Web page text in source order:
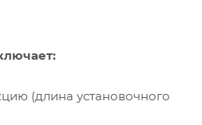
(длина установочного